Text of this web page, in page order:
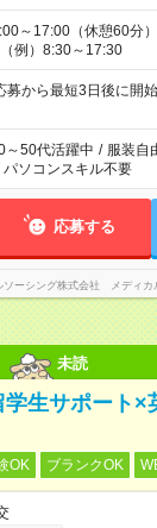
（休憩60分） ■ご希望があればその他
（例）8:30～17:30
を合わせたい」 「で
希望に沿ったお仕事をご
今ご覧のお仕事で希望
時間。 合計で週40時
から最短3日後に開
～50代活躍中 / 服装自
パソコンスキル不要
応募する
ソーシング株式会社 メディ
未読
生サポート×
OK ブランクOK